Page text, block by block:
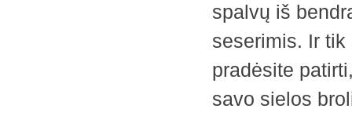
spalvų iš
seserimis. Ir
pradėsite
savo sielos